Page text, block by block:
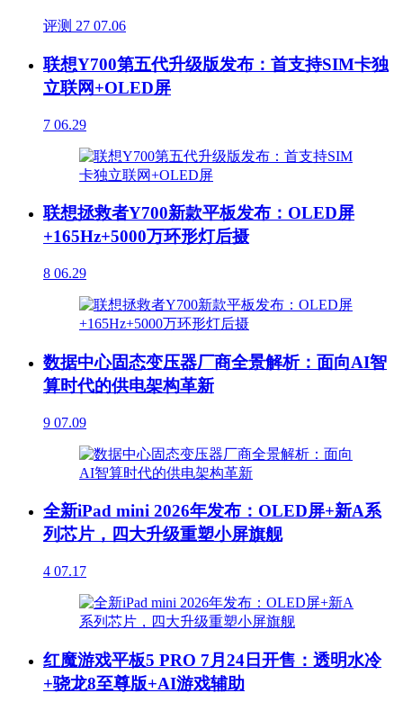
评测 27 07.06
联想Y700第五代升级版发布：首支持SIM卡独
立联网+OLED屏
7 06.29
联想拯救者Y700新款平板发布：OLED屏
+165Hz+5000万环形灯后摄
8 06.29
数据中心固态变压器厂商全景解析：面向AI智
算时代的供电架构革新
9 07.09
全新iPad mini 2026年发布：OLED屏+新A系
列芯片，四大升级重塑小屏旗舰
4 07.17
红魔游戏平板5 PRO 7月24日开售：透明水冷
+骁龙8至尊版+AI游戏辅助